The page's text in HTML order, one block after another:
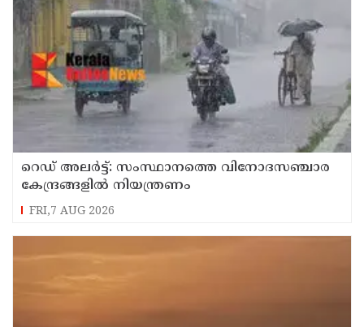
റെഡ് അലർട്ട്: സംസ്ഥാനത്തെ വിനോദസഞ്ചാര
കേന്ദ്രങ്ങളിൽ നിയന്ത്രണം
FRI,7 AUG 2026